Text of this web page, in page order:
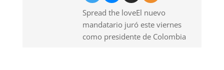
Spread the loveEl nuevo
mandatario juró este viernes
como presidente de Colombia